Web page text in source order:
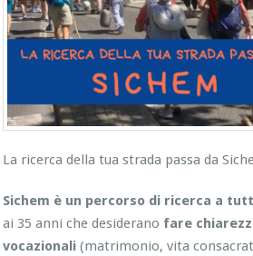
La ricerca della tua strada passa da
Sichem è un percorso di ricerca a
ai 35 anni che desiderano fare
vocazionali (matrimonio, vita